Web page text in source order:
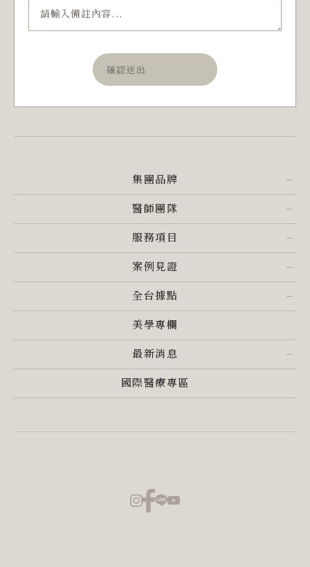
確認送出
集團品牌
醫師團隊
服務項目
案例見證
全台據點
美學專欄
最新消息
國際醫療專區